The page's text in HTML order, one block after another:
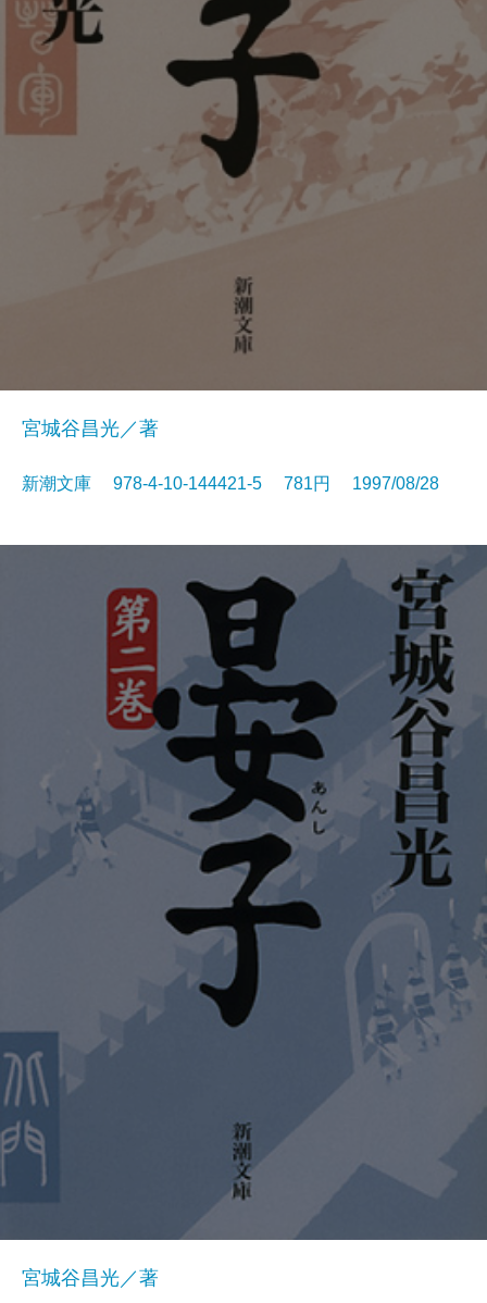
宮城谷昌光／著
新潮文庫 978-4-10-144421-5 781円 1997/08/28
宮城谷昌光／著